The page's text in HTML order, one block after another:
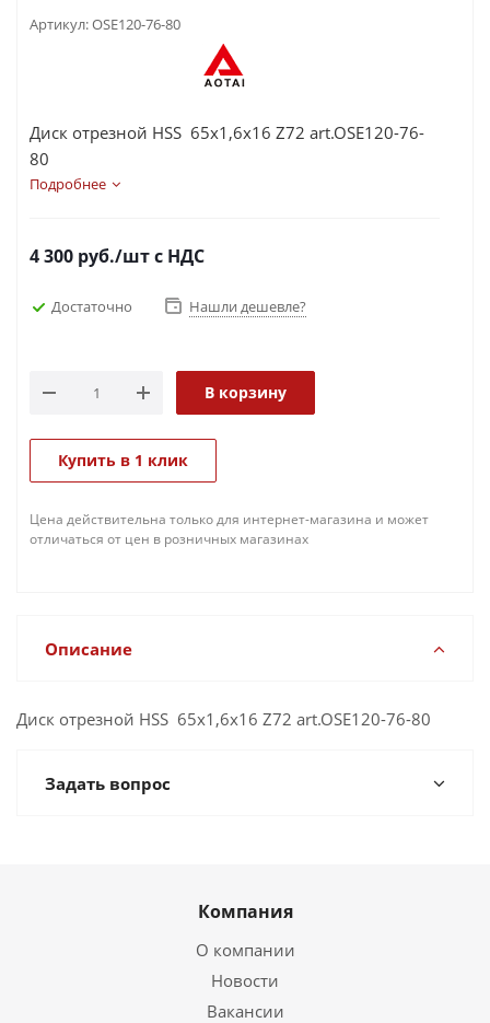
Артикул:OSE120-76-80
Диск отрезной HSS 65x1,6x16 Z72 art.OSE120-76-
80
Подробнее
4 300 руб./штс НДС
Достаточно Нашли дешевле?
В корзину
Купить в 1 клик
Цена действительна только для интернет-магазина и может
отличаться от цен в розничных магазинах
Описание
Диск отрезной HSS 65x1,6x16 Z72 art.OSE120-76-80
Задать вопрос
Компания
О компании
Новости
Вакансии